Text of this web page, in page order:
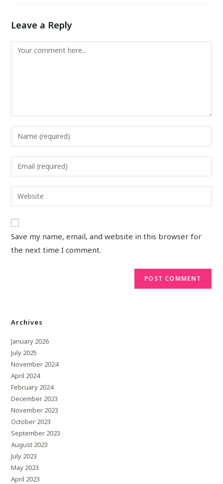
Leave a Reply
Save my name, email, and website in this browser for
the next time I comment.
Archives
January 2026
July 2025
November 2024
April 2024
February 2024
December 2023
November 2023
October 2023
September 2023
August 2023
July 2023
May 2023
April 2023